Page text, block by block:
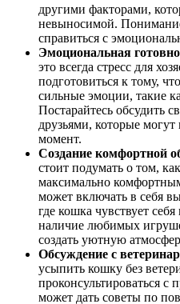
другими факторами,
невыносимой.
справиться с
Эмоциональная
это всегда стресс для
подготовиться к тому,
сильные эмоции, такие
Постарайтесь обсудить
друзьями, которые
момент.
Создание комфортной
стоит подумать о том,
максимально
может включать в себя
где кошка чувствует
наличие любимых
создать уютную
Обсуждение с
усыпить кошку без
проконсультироваться с
может дать советы по